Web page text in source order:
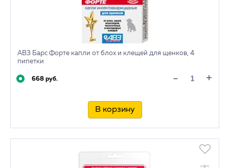
АВЗ Барс Форте капли от блох и клещей для щенков, 4
пипетки
668 руб. - +
В корзину